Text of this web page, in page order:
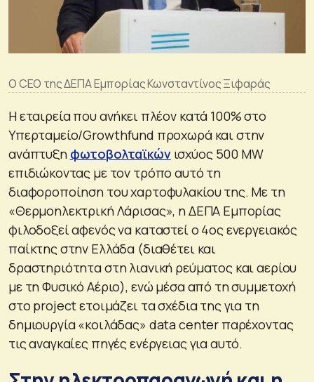
O CEO της ΔΕΠΑ Εμπορίας Κωνσταντίνος Ξιφαράς
Η εταιρεία που ανήκει πλέον κατά 100% στο
Υπερταμείο/Growthfund προχωρά και στην
ανάπτυξη φωτοβολταϊκώνισχύος 500 MW
επιδιώκοντας με τον τρόπο αυτό τη
διαφοροποίηση του χαρτοφυλακίου της. Με τη
«Θερμοηλεκτρική Λάρισας», η ΔΕΠΑ Εμπορίας
φιλοδοξεί αφενός να καταστεί ο 4ος ενεργειακός
παίκτης στην Ελλάδα (διαθέτει και
δραστηριότητα στη λιανική ρεύματος και αερίου
με τη Φυσικό Αέριο), ενώ μέσα από τη συμμετοχή
στο project ετοιμάζει τα σχέδια της για τη
δημιουργία «κοιλάδας» data center παρέχοντας
τις αναγκαίες πηγές ενέργειας για αυτό.